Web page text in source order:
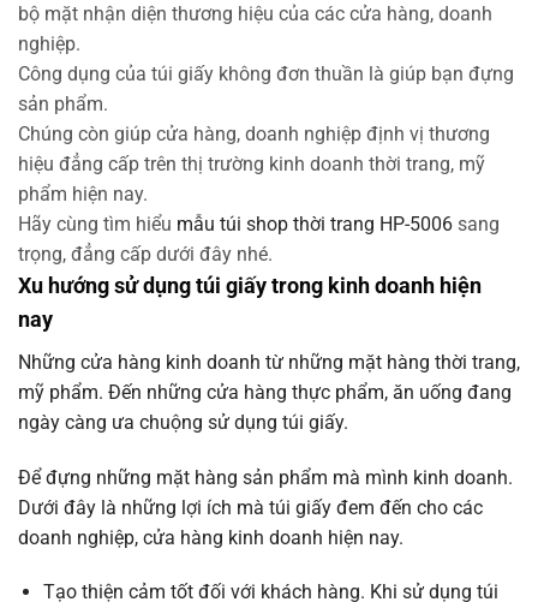
bộ mặt nhận diện thương hiệu của các cửa hàng, doanh
nghiệp.
Công dụng của túi giấy không đơn thuần là giúp bạn đựng
sản phẩm.
Chúng còn giúp cửa hàng, doanh nghiệp định vị thương
hiệu đẳng cấp trên thị trường kinh doanh thời trang, mỹ
phẩm hiện nay.
Hãy cùng tìm hiểu mẫu túi shop thời trang HP-5006 sang
trọng, đẳng cấp dưới đây nhé.
Xu hướng sử dụng túi giấy trong kinh doanh hiện
nay
Những cửa hàng kinh doanh từ những mặt hàng thời trang,
mỹ phẩm. Đến những cửa hàng thực phẩm, ăn uống đang
ngày càng ưa chuộng sử dụng túi giấy.
Để đựng những mặt hàng sản phẩm mà mình kinh doanh.
Dưới đây là những lợi ích mà túi giấy đem đến cho các
doanh nghiệp, cửa hàng kinh doanh hiện nay.
Tạo thiện cảm tốt đối với khách hàng. Khi sử dụng túi